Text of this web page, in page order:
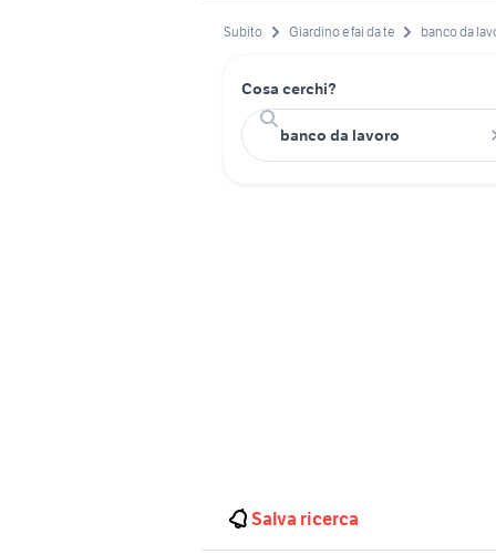
Subito Giardino e fai da te banco da
Cosa cerchi?
Salva ricerca